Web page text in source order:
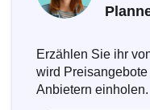
Erzählen Sie ihr
wird
Anbietern einholen.